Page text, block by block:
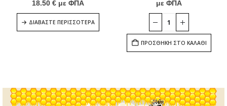
18.50 € με ΦΠΑ
ΔΙΑΒΆΣΤΕ ΠΕΡΙΣΣΌΤΕΡΑ
με ΦΠΑ
ΠΡΟΣΘΉΚΗ ΣΤΟ ΚΑΛΆΘΙ